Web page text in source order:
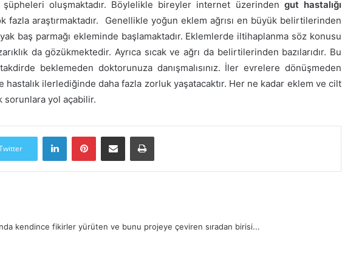
şüpheleri oluşmaktadır. Böylelikle bireyler internet üzerinden gut hastalığı
fazla araştırmaktadır. Genellikle yoğun eklem ağrısı en büyük belirtilerinden
baş parmağı ekleminde başlamaktadır. Eklemlerde iltihaplanma söz konusu
da gözükmektedir. Ayrıca sıcak ve ağrı da belirtilerinden bazılarıdır. Bu
beklemeden doktorunuza danışmalısınız. İler evrelere dönüşmeden
hastalık ilerlediğinde daha fazla zorluk yaşatacaktır. Her ne kadar eklem ve cilt
sorunlara yol açabilir.
LinkedInPinterestE-Posta ile paylaş Yazdır
kendince fikirler yürüten ve bunu projeye çeviren sıradan birisi...